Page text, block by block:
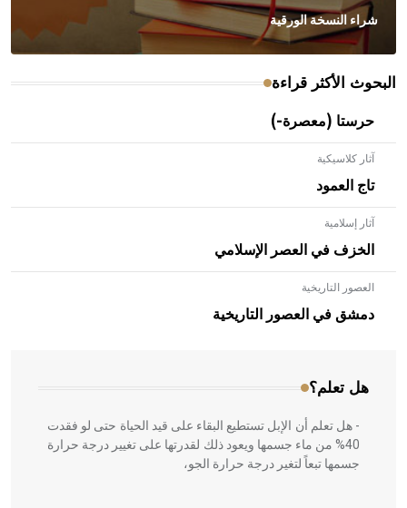
شراء النسخة الورقية
البحوث الأكثر قراءة
حرستا (معصرة-)
آثار كلاسيكية
تاج العمود
آثار إسلامية
الخزف في العصر الإسلامي
العصور التاريخية
دمشق في العصور التاريخية
هل تعلم؟
- هل تعلم أن الأبلق نوع من الفنون الهندسية التي ارتبطت
بالعمارة الإسلامية في بلاد الشام ومصر خاصة، حيث يحرص
المعمار على بناء مداميكه وخاصة في الواجهات
- هل تعلم أن الإبل تستطيع البقاء على قيد الحياة حتى لو فقدت
40% من ماء جسمها ويعود ذلك لقدرتها على تغيير درجة حرارة
جسمها تبعاً لتغير درجة حرارة الجو،